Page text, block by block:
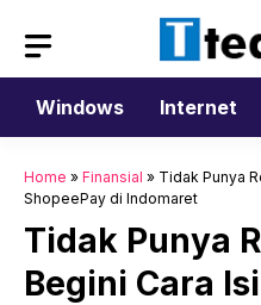
isi
Windows
Internet
Home » Finansial » Tidak Punya
ShopeePay di Indomaret
Tidak Punya
Begini Cara